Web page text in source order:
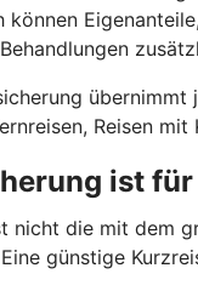
können
Reisen
ist
nicht die mit dem
günstige